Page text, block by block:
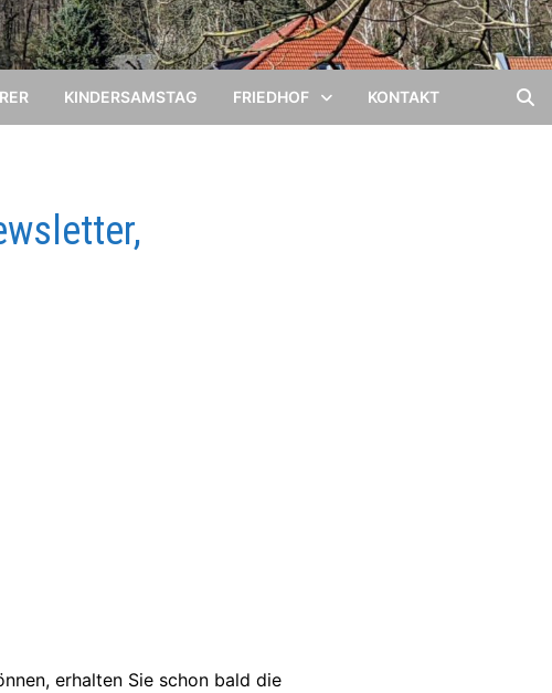
KINDERSAMSTAG FRIEDHOF KONTAKT
erhalten Sie schon bald die